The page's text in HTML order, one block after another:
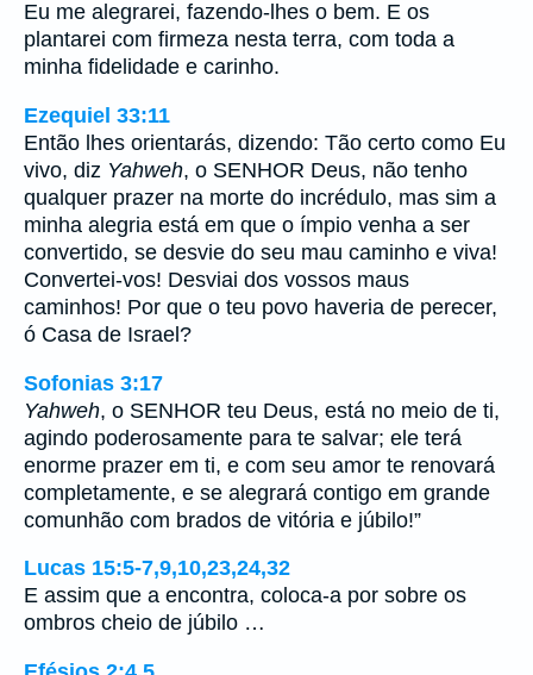
Eu me alegrarei, fazendo-lhes o bem. E os
plantarei com firmeza nesta terra, com toda a
minha fidelidade e carinho.
Ezequiel 33:11
Então lhes orientarás, dizendo: Tão certo como Eu
vivo, diz Yahweh, o SENHOR Deus, não tenho
qualquer prazer na morte do incrédulo, mas sim a
minha alegria está em que o ímpio venha a ser
convertido, se desvie do seu mau caminho e viva!
Convertei-vos! Desviai dos vossos maus
caminhos! Por que o teu povo haveria de perecer,
ó Casa de Israel?
Sofonias 3:17
Yahweh, o SENHOR teu Deus, está no meio de ti,
agindo poderosamente para te salvar; ele terá
enorme prazer em ti, e com seu amor te renovará
completamente, e se alegrará contigo em grande
comunhão com brados de vitória e júbilo!”
Lucas 15:5-7,9,10,23,24,32
E assim que a encontra, coloca-a por sobre os
ombros cheio de júbilo …